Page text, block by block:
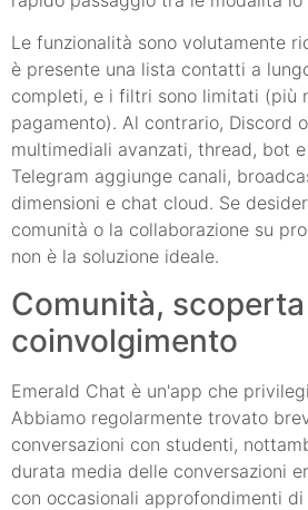
Le funzionalità sono volutamente
è presente una lista contatti a
completi, e i filtri sono limitati (più
pagamento). Al contrario, Discord
multimediali avanzati, thread, bot
Telegram aggiunge canali,
dimensioni e chat cloud. Se
comunità o la collaborazione su
non è la soluzione ideale.
Comunità,
coinvolgimento
Emerald Chat è un'app che
Abbiamo regolarmente trovato
conversazioni con studenti,
durata media delle conversazioni
con occasionali approfondimenti